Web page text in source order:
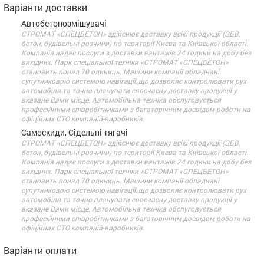
Варіанти доставки
Автобетонозмішувачі
СТРОМАТ «СПЕЦБЕТОН» здійснює доставку всієї продукції (ЗБВ,
бетон, будівельні розчини) по території Києва та Київської області.
Компанія надає послуги з доставки вантажів 24 години на добу без
вихідних. Парк спеціальної техніки «СТРОМАТ «СПЕЦБЕТОН»
становить понад 70 одиниць. Машини компанії обладнані
супутниковою системою навігації, що дозволяє контролювати рух
автомобіля та точно планувати своєчасну доставку продукції у
вказане Вами місце. Автомобільна техніка обслуговується
професійними співробітниками з багаторічним досвідом роботи на
офіційних СТО компаній-виробників.
Самоскиди, Сідельні тягачі
СТРОМАТ «СПЕЦБЕТОН» здійснює доставку всієї продукції (ЗБВ,
бетон, будівельні розчини) по території Києва та Київської області.
Компанія надає послуги з доставки вантажів 24 години на добу без
вихідних. Парк спеціальної техніки «СТРОМАТ «СПЕЦБЕТОН»
становить понад 70 одиниць. Машини компанії обладнані
супутниковою системою навігації, що дозволяє контролювати рух
автомобіля та точно планувати своєчасну доставку продукції у
вказане Вами місце. Автомобільна техніка обслуговується
професійними співробітниками з багаторічним досвідом роботи на
офіційних СТО компаній-виробників.
Варіанти оплати